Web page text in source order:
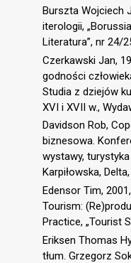
Burszta Wojciech
iterologii,
Literatura”, nr 24/
Czerkawski Jan,
godności
Studia z dziejów
XVI i XVII w.,
Davidson Rob,
biznesowa.
wystawy,
Karpiłowska,
Edensor Tim,
Tourism:
Practice, „Tourist
Eriksen Thomas
tłum. Grzegorz